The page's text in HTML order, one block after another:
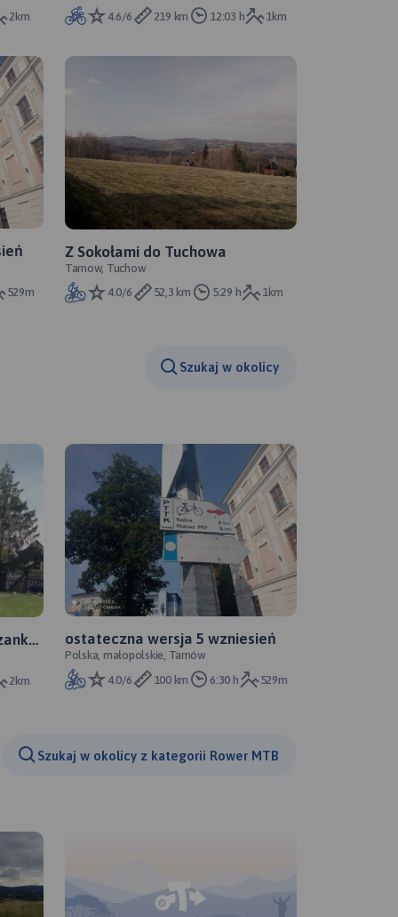
2km
4.6/6
219 km 12:03 h 1km
529m
Z Sokołami do Tuchowa
Tarnow, Tuchow
4.0/6
52,3 km 5:29 h 1km
Szukaj w okolicy
2km
ostateczna wersja 5 wzniesień
Polska, małopolskie, Tarnów
4.0/6
100 km 6:30 h 529m
Szukaj w okolicy z kategorii Rower MTB